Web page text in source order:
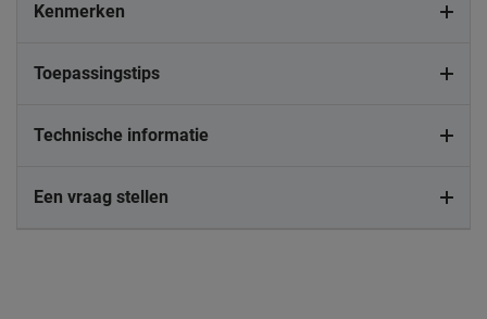
Kenmerken
Toepassingstips
Technische informatie
Een vraag stellen